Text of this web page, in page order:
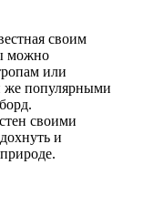
своим
можно
или
же популярными
своими
и